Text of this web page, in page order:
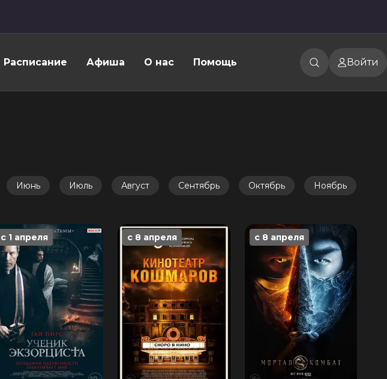
Расписание Афиша О нас Помощь Войти
Июнь Июль Август Сентябрь Октябрь Ноябрь
с 1 апреля с 8 апреля с 8 апреля